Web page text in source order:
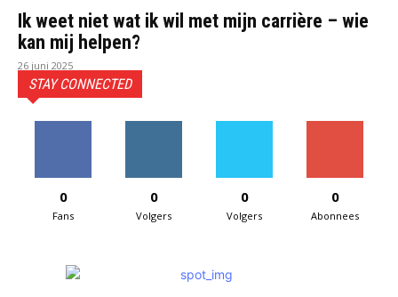
Ik weet niet wat ik wil met mijn carrière – wie
kan mij helpen?
26 juni 2025
STAY CONNECTED
0
Fans
0
Volgers
0
Volgers
0
Abonnees